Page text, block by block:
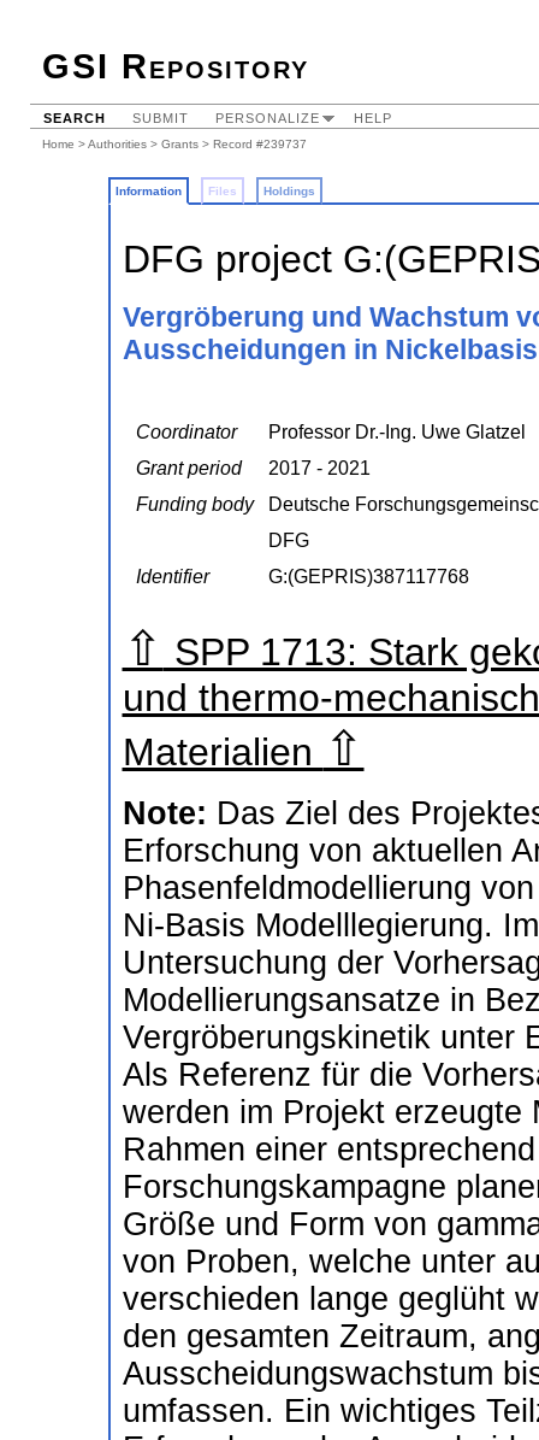
GSI Repository
SEARCH SUBMIT PERSONALIZE HELP
Home >Authorities > Grants > Record #239737
Information Files Holdings
DFG project
Vergröberung und Wachstum
Ausscheidungen in
Coordinator
Professor Dr.-Ing. Uwe Glatzel
Grant period
2017 - 2021
Funding body
Deutsche
DFG
Identifier
G:(GEPRIS)387117768
⇧ SPP 1713: Stark
und thermo-
Materialien ⇧
Note: Das Ziel des
Erforschung von aktuellen
Phasenfeldmodellierung
Ni-Basis Modelllegierung.
Untersuchung der
Modellierungsansatze in
Vergröberungskinetik unter
Als Referenz für die
werden im Projekt erzeugte
Rahmen einer
Forschungskampagne
Größe und Form von
von Proben, welche unter
verschieden lange geglüht
den gesamten Zeitraum,
Ausscheidungswachstum
umfassen. Ein wichtiges